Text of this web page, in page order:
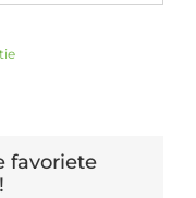
favoriete